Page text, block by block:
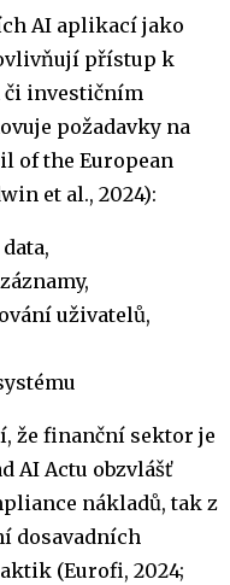
AI aplikací jako
přístup k
či investičním
požadavky na
of the European
et al., 2024):
uživatelů,
že finanční sektor je
AI Actu obzvlášť
nákladů, tak z
dosavadních
(Eurofi, 2024;